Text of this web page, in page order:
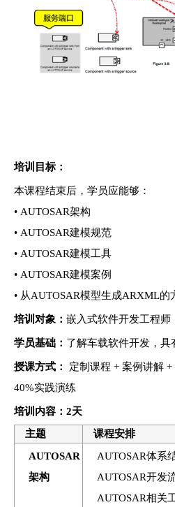
培训目标：
本课程结束后，学员应能够：
• AUTOSAR架构
• AUTOSAR建模规范
• AUTOSAR建模工具
• AUTOSAR建模案例
• 从AUTOSAR模型生成ARXML的
培训对象： 嵌入式软件开发工程师
学员基础： 了解车载软件开发，具
授课方式：
定制课程 + 案例讲解
40%实践演练
培训 内容：2天
主题
课程安排
AUTOSAR
架构
AUTOSAR体系
AUTOSAR开发
AUTOSAR相关